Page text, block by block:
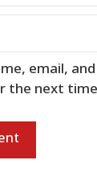
email,
the next